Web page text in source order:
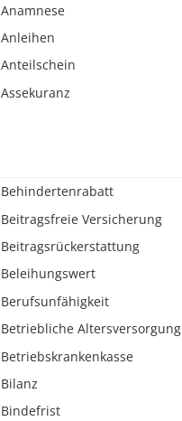
Anamnese
Anleihen
Anteilschein
Assekuranz
Behindertenrabatt
Beitragsfreie Versicherung
Beitragsrückerstattung
Beleihungswert
Berufsunfähigkeit
Betriebliche Altersversorgung
Betriebskrankenkasse
Bilanz
Bindefrist